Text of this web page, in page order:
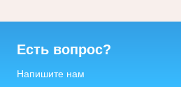
Есть вопрос?
Напишите нам